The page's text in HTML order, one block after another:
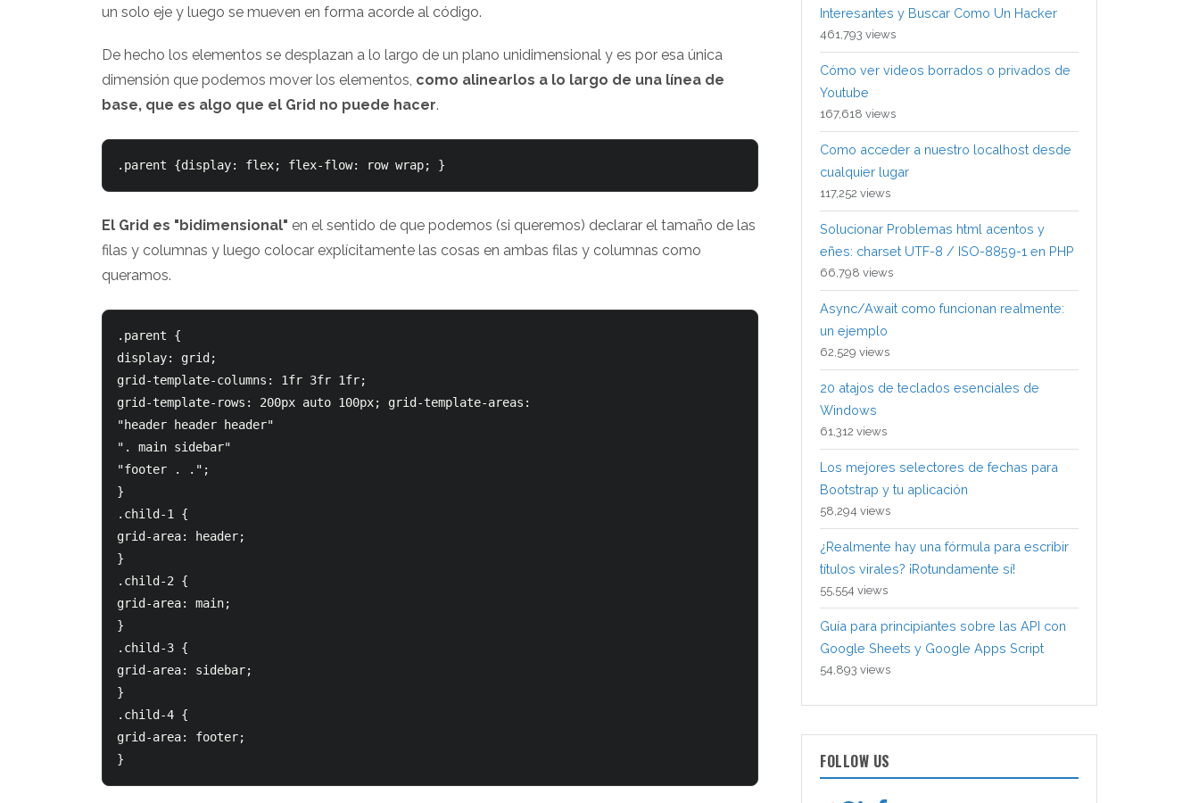
un solo eje y luego se mueven en forma acorde al código.
De hecho los elementos se desplazan a lo largo de un plano unidimensional y es por esa única
dimensión que podemos mover los elementos, como alinearlos a lo largo de una línea de
base, que es algo que el Grid no puede hacer.
El Grid es "bidimensional" en el sentido de que podemos (si queremos) declarar el tamaño de las
filas y columnas y luego colocar explícitamente las cosas en ambas filas y columnas como
queramos.
.parent {
display: grid;
grid-template-columns: 1fr 3fr 1fr;
grid-template-rows: 200px auto 100px; grid-template-areas:
"header header header"
". main sidebar"
"footer . .";
}
.child-1 {
grid-area: header;
}
.child-2 {
grid-area: main;
}
.child-3 {
grid-area: sidebar;
}
.child-4 {
grid-area: footer;
Interesantes y Buscar Como Un Hacker
461,793 views
Cómo ver videos borrados o privados de
Youtube
167,618 views
Como acceder a nuestro localhost desde
cualquier lugar
117,252 views
Solucionar Problemas html acentos y
eñes: charset UTF-8 / ISO-8859-1 en PHP
66,798 views
Async/Await como funcionan realmente:
un ejemplo
62,529 views
20 atajos de teclados esenciales de
Windows
61,312 views
Los mejores selectores de fechas para
Bootstrap y tu aplicación
58,294 views
¿Realmente hay una fórmula para escribir
títulos virales? ¡Rotundamente sí!
55,554 views
Guía para principiantes sobre las API con
Google Sheets y Google Apps Script
54,893 views
FOLLOW US